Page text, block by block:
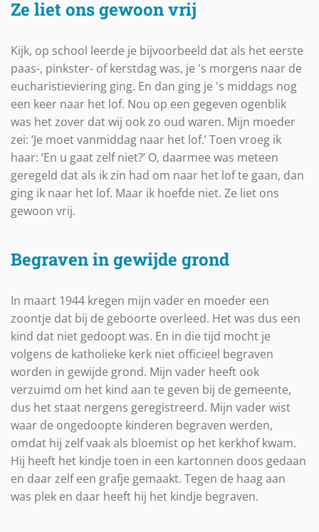
Ze liet ons gewoon vrij
Kijk, op school leerde je bijvoorbeeld dat als het eerste
paas-, pinkster- of kerstdag was, je 's morgens naar de
eucharistieviering ging. En dan ging je 's middags nog
een keer naar het lof. Nou op een gegeven ogenblik
was het zover dat wij ook zo oud waren. Mijn moeder
zei: ‘Je moet vanmiddag naar het lof.’ Toen vroeg ik
haar: ‘En u gaat zelf niet?’ O, daarmee was meteen
geregeld dat als ik zin had om naar het lof te gaan, dan
ging ik naar het lof. Maar ik hoefde niet. Ze liet ons
gewoon vrij.
Begraven in gewijde grond
In maart 1944 kregen mijn vader en moeder een
zoontje dat bij de geboorte overleed. Het was dus een
kind dat niet gedoopt was. En in die tijd mocht je
volgens de katholieke kerk niet officieel begraven
worden in gewijde grond. Mijn vader heeft ook
verzuimd om het kind aan te geven bij de gemeente,
dus het staat nergens geregistreerd. Mijn vader wist
waar de ongedoopte kinderen begraven werden,
omdat hij zelf vaak als bloemist op het kerkhof kwam.
Hij heeft het kindje toen in een kartonnen doos gedaan
en daar zelf een grafje gemaakt. Tegen de haag aan
was plek en daar heeft hij het kindje begraven.